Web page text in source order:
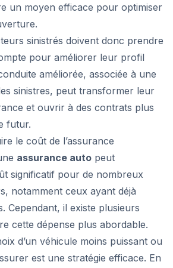
un moyen efficace pour optimiser
sinistrés doivent donc prendre
pour améliorer leur profil
améliorée, associée à une
sinistres, peut transformer leur
et ouvrir à des contrats plus
futur.
le coût de l’assurance
assurance auto peut
significatif pour de nombreux
notamment ceux ayant déjà
Cependant, il existe plusieurs
cette dépense plus abordable.
d’un véhicule moins puissant ou
est une stratégie efficace. En